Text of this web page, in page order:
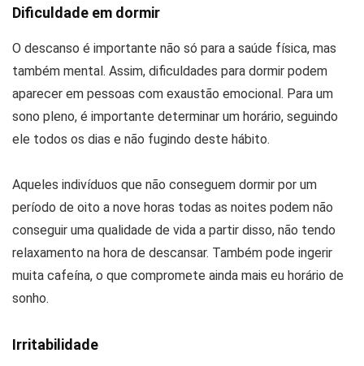
Dificuldade em dormir
O descanso é importante não só para a saúde física, mas
também mental. Assim, dificuldades para dormir podem
aparecer em pessoas com exaustão emocional. Para um
sono pleno, é importante determinar um horário, seguindo
ele todos os dias e não fugindo deste hábito.
Aqueles indivíduos que não conseguem dormir por um
período de oito a nove horas todas as noites podem não
conseguir uma qualidade de vida a partir disso, não tendo
relaxamento na hora de descansar. Também pode ingerir
muita cafeína, o que compromete ainda mais eu horário de
sonho.
Irritabilidade